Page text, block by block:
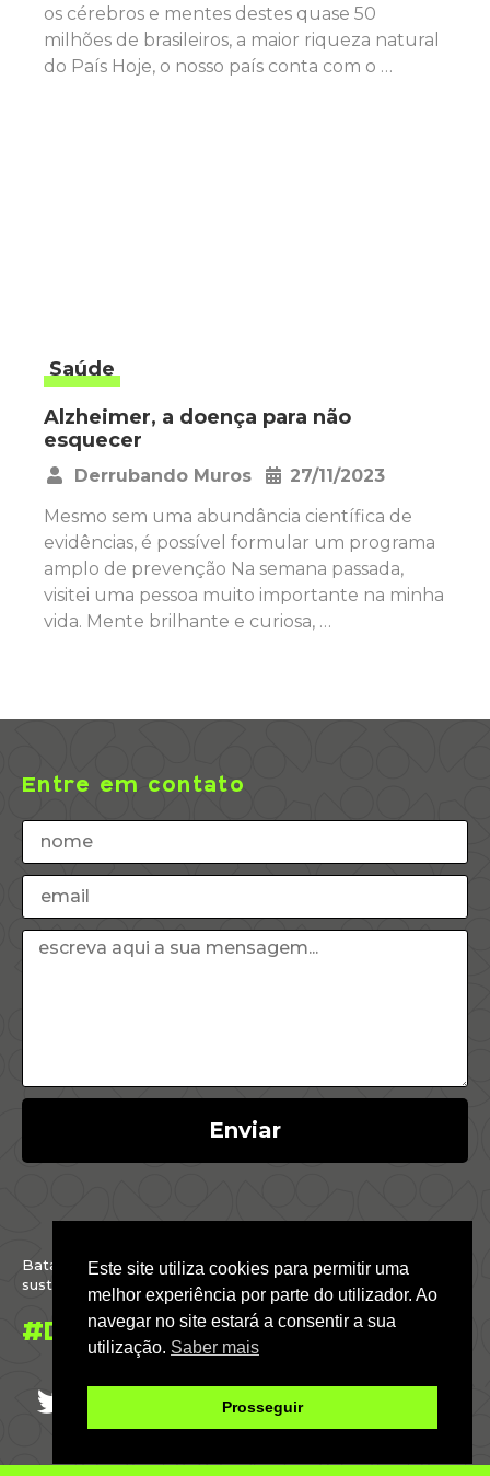
os cérebros e mentes destes quase 50
milhões de brasileiros, a maior riqueza natural
do País Hoje, o nosso país conta com o …
Saúde
Alzheimer, a doença para não
esquecer
Derrubando Muros
27/11/2023
Mesmo sem uma abundância científica de
evidências, é possível formular um programa
amplo de prevenção Na semana passada,
visitei uma pessoa muito importante na minha
vida. Mente brilhante e curiosa, …
Batalhamos por um Brasil justo, inclusivo,
sustentável e conectado com o mundo.
#DáParaFazer
Entre em contato
Enviar
Este site utiliza cookies para permitir uma
melhor experiência por parte do utilizador. Ao
navegar no site estará a consentir a sua
utilização. Saber mais
Prosseguir